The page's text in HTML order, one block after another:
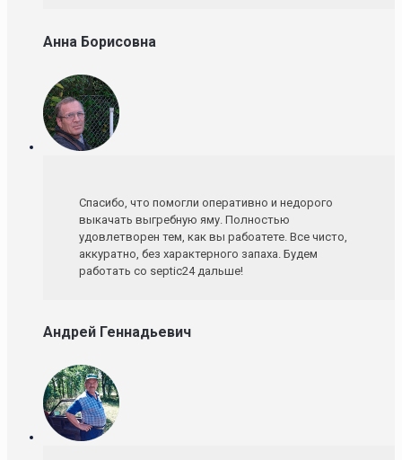
Анна Борисовна
Спасибо, что помогли оперативно и недорого
выкачать выгребную яму. Полностью
удовлетворен тем, как вы рабоатете. Все чисто,
аккуратно, без характерного запаха. Будем
работать со septic24 дальше!
Андрей Геннадьевич